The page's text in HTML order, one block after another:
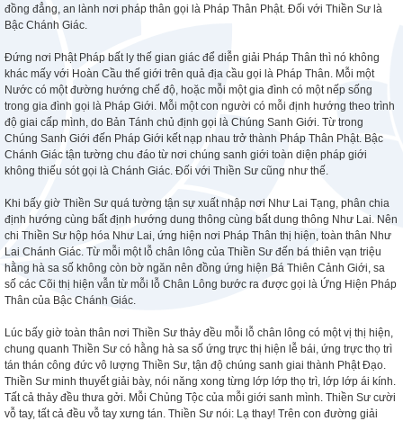
đồng đẳng, an lành nơi pháp thân gọi là Pháp Thân Phật. Đối với Thiền Sư là
Bậc Chánh Giác.
Đứng nơi Phật Pháp bất ly thế gian giác để diễn giải Pháp Thân thì nó không
khác mấy với Hoàn Cầu thế giới trên quả địa cầu gọi là Pháp Thân. Mỗi một
Nước có một đường hướng chế độ, hoặc mỗi một gia đình có một nếp sống
trong gia đình gọi là Pháp Giới. Mỗi một con người có mỗi định hướng theo trình
độ giai cấp mình, do Bản Tánh chủ định gọi là Chúng Sanh Giới. Từ trong
Chúng Sanh Giới đến Pháp Giới kết nạp nhau trở thành Pháp Thân Phật. Bậc
Chánh Giác tận tường chu đáo từ nơi chúng sanh giới toàn diện pháp giới
không thiếu sót gọi là Chánh Giác. Đối với Thiền Sư cũng như thế.
Khi bấy giờ Thiền Sư quá tường tận sự xuất nhập nơi Như Lai Tạng, phân chia
định hướng cùng bất định hướng dung thông cùng bất dung thông Như Lai. Nên
chi Thiền Sư hộp hóa Như Lai, ứng hiện nơi Pháp Thân thị hiện, toàn thân Như
Lai Chánh Giác. Từ mỗi một lỗ chân lông của Thiền Sư đến bá thiên vạn triệu
hằng hà sa số không còn bờ ngăn nên đồng ứng hiện Bá Thiên Cảnh Giới, sa
số các Cõi thị hiện vẫn từ mỗi lỗ Chân Lông bước ra được gọi là Ứng Hiện Pháp
Thân của Bậc Chánh Giác.
Lúc bấy giờ toàn thân nơi Thiền Sư thảy đều mỗi lỗ chân lông có một vị thị hiện,
chung quanh Thiền Sư có hằng hà sa số ứng trực thị hiện lễ bái, ứng trực thọ trì
tán thán công đức vô lượng Thiền Sư, tận độ chúng sanh giai thành Phật Đạo.
Thiền Sư minh thuyết giải bày, nói năng xong từng lớp lớp thọ trì, lớp lớp ái kính.
Tất cả thảy đều thưa gởi. Mỗi Chủng Tộc của mỗi giới sanh mình. Thiền Sư cười
vỗ tay, tất cả đều vỗ tay xưng tán. Thiền Sư nói: Lạ thay! Trên con đường giải